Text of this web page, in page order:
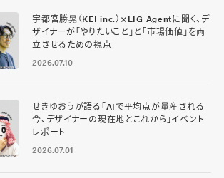
宇都宮勝晃（KEI inc.）×LIG Agentに聞く、デ
ザイナーが「やりたいこと」と「市場価値」を両
立させるための視点
2026.07.10
せきゆおうが語る「AIで平均点が量産される
今、デザイナーの現在地とこれから」イベント
レポート
2026.07.01